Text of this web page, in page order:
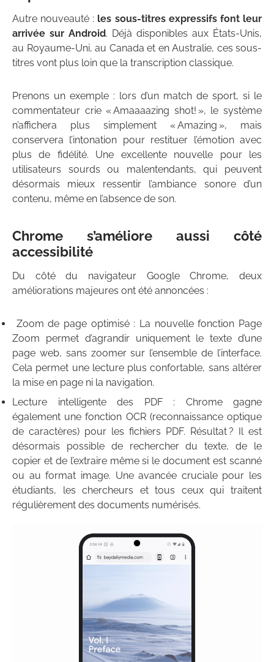
Autre nouveauté : les sous-titres expressifs font leur
arrivée sur Android. Déjà disponibles aux États-Unis,
au Royaume-Uni, au Canada et en Australie, ces sous-
titres vont plus loin que la transcription classique.
Prenons un exemple : lors d’un match de sport, si le
commentateur crie « Amaaaazing shot! », le système
n’affichera plus simplement « Amazing », mais
conservera l’intonation pour restituer l’émotion avec
plus de fidélité. Une excellente nouvelle pour les
utilisateurs sourds ou malentendants, qui peuvent
désormais mieux ressentir l’ambiance sonore d’un
contenu, même en l’absence de son.
Chrome s’améliore aussi côté
accessibilité
Du côté du navigateur Google Chrome, deux
améliorations majeures ont été annoncées :
Zoom de page optimisé : La nouvelle fonction Page
Zoom permet d’agrandir uniquement le texte d’une
page web, sans zoomer sur l’ensemble de l’interface.
Cela permet une lecture plus confortable, sans altérer
la mise en page ni la navigation.
Lecture intelligente des PDF : Chrome gagne
également une fonction OCR (reconnaissance optique
de caractères) pour les fichiers PDF. Résultat ? Il est
désormais possible de rechercher du texte, de le
copier et de l’extraire même si le document est scanné
ou au format image. Une avancée cruciale pour les
étudiants, les chercheurs et tous ceux qui traitent
régulièrement des documents numérisés.